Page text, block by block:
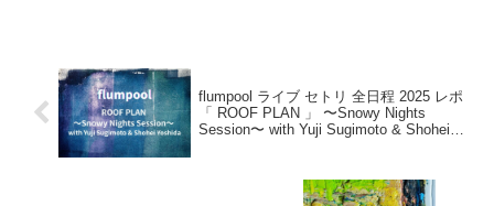
flumpool ライブ セトリ 全日程 2025 レポ
「 ROOF PLAN 」 〜Snowy Nights
Session〜 with Yuji Sugimoto & Shohei